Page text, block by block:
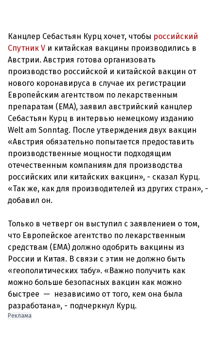
Канцлер Себастьян Курц хочет, чтобы российский
Спутник V и китайская вакцины производились в
Австрии. Австрия готова организовать
производство российской и китайской вакцин от
нового коронавируса в случае их регистрации
Европейским агентством по лекарственным
препаратам (EMA), заявил австрийский канцлер
Себастьян Курц в интервью немецкому изданию
Welt am Sonntag. После утверждения двух вакцин
«Австрия обязательно попытается предоставить
производственные мощности подходящим
отечественным компаниям для производства
российских или китайских вакцин», - сказал Курц.
«Так же, как для производителей из других стран», -
добавил он.
Только в четверг он выступил с заявлением о том,
что Европейское агентство по лекарственным
средствам (EMA) должно одобрить вакцины из
России и Китая. В связи с этим не должно быть
«геополитических табу». «Важно получить как
можно больше безопасных вакцин как можно
быстрее — независимо от того, кем она была
Реклама